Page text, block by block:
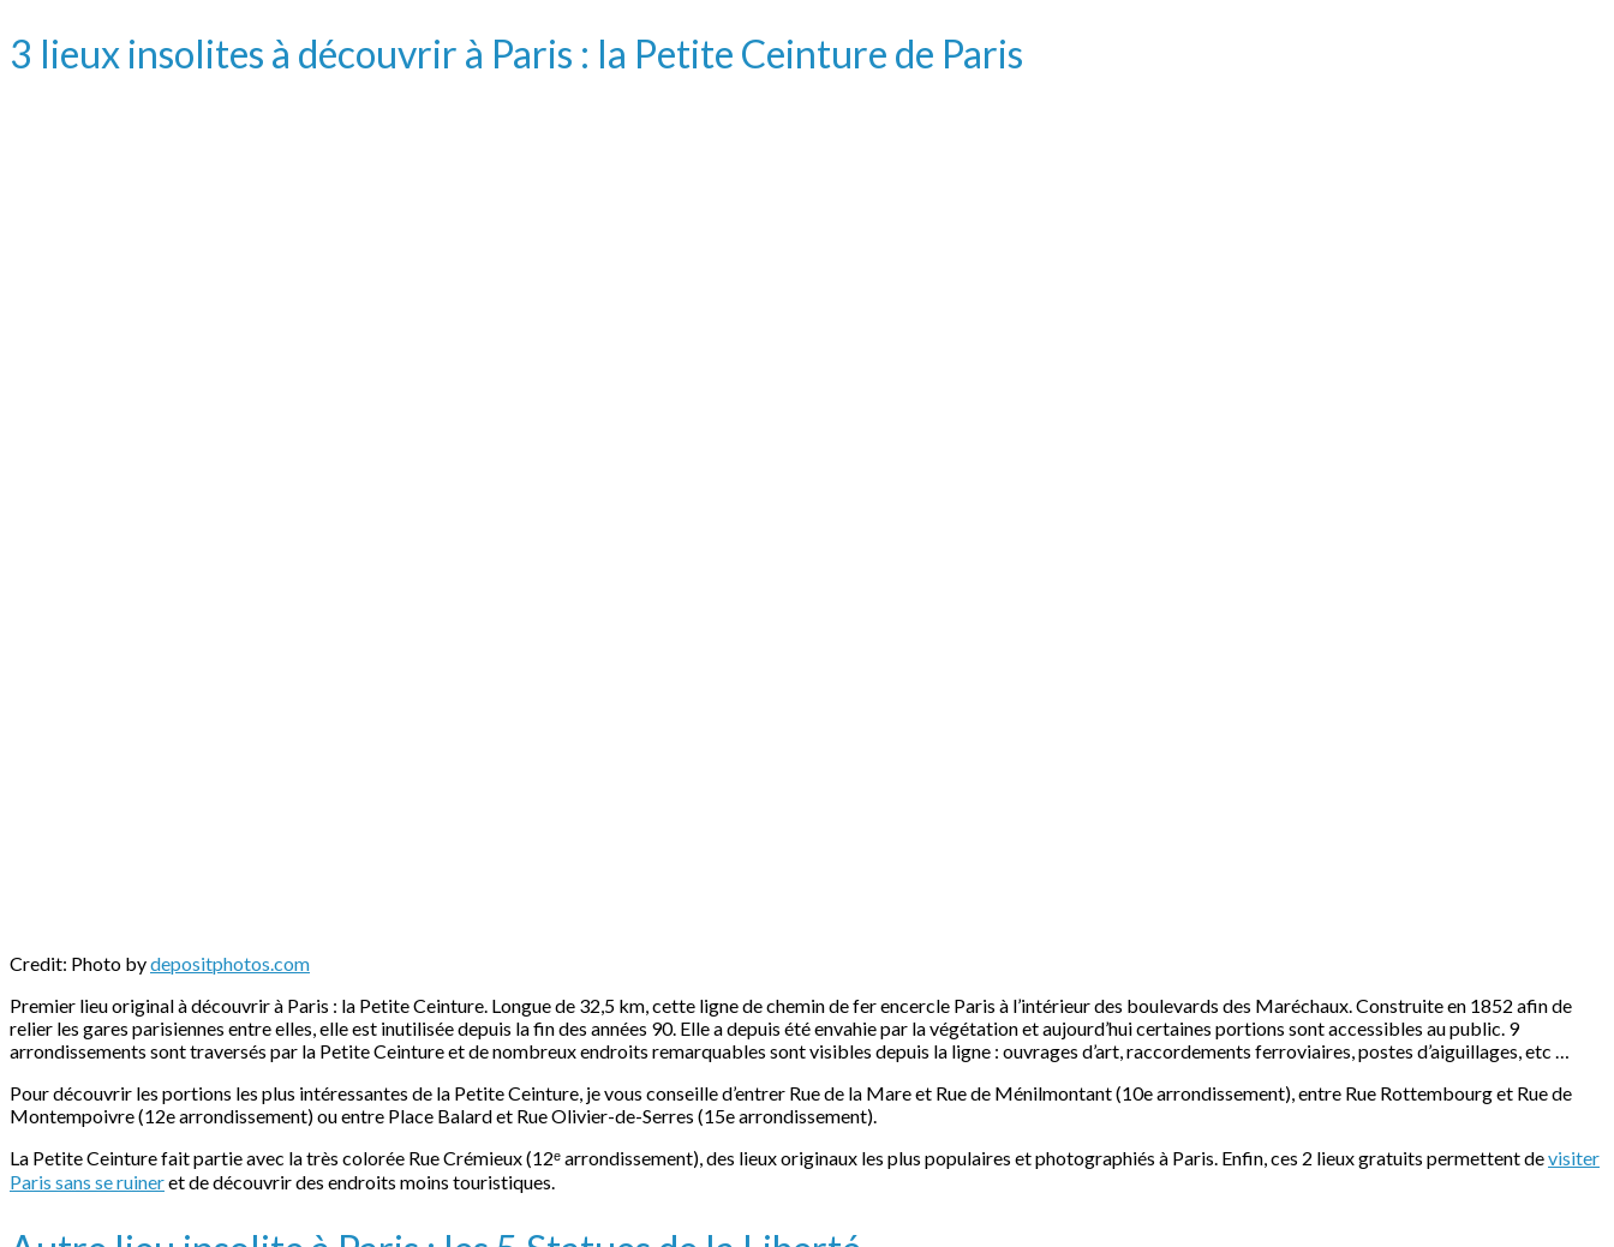
3 lieux insolites à découvrir à Paris : la Petite Ceinture de Paris
Credit: Photo bydepositphotos.com
Premier lieu original à découvrir à Paris : la Petite Ceinture. Longue de 32,5 km, cette ligne de chemin de fer encercle Paris à l’intérieur des boulevards des Maréchaux. Construite en 1852 afin de
relier les gares parisiennes entre elles, elle est inutilisée depuis la fin des années 90. Elle a depuis été envahie par la végétation et aujourd’hui certaines portions sont accessibles au public. 9
arrondissements sont traversés par la Petite Ceinture et de nombreux endroits remarquables sont visibles depuis la ligne : ouvrages d’art, raccordements ferroviaires, postes d’aiguillages, etc …
Pour découvrir les portions les plus intéressantes de la Petite Ceinture, je vous conseille d’entrer Rue de la Mare et Rue de Ménilmontant (10e arrondissement), entre Rue Rottembourg et Rue de
Montempoivre (12e arrondissement) ou entre Place Balard et Rue Olivier-de-Serres (15e arrondissement).
La Petite Ceinture fait partie avec la très colorée Rue Crémieux (12ᵉ arrondissement), des lieux originaux les plus populaires et photographiés à Paris. Enfin, ces 2 lieux gratuits permettent devisiter
Paris sans se ruineret de découvrir des endroits moins touristiques.